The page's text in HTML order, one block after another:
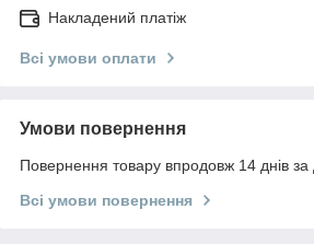
Накладений платіж
Всі умови оплати
Умови повернення
Повернення товару впродовж 14 днів за
Всі умови повернення